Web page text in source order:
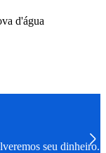
d'água
seu dinheiro.